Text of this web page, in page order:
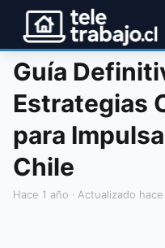
Guía
Estrategias
para
Chile
hace 1 año · Actualizado